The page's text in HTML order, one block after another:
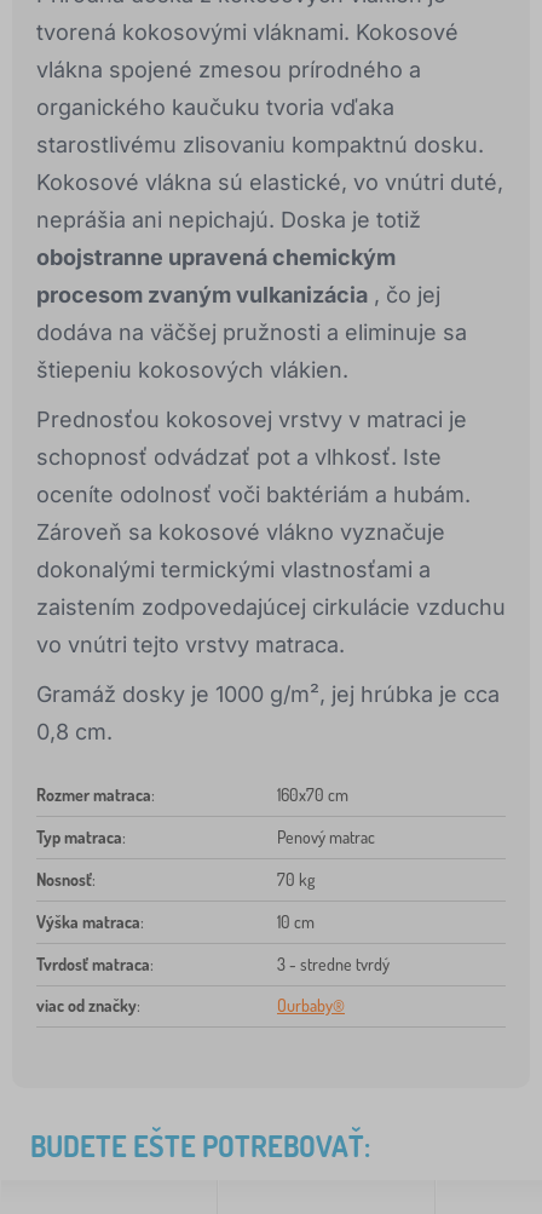
tvorená kokosovými vláknami. Kokosové
vlákna spojené zmesou prírodného a
organického kaučuku tvoria vďaka
starostlivému zlisovaniu kompaktnú dosku.
Kokosové vlákna sú elastické, vo vnútri duté,
neprášia ani nepichajú. Doska je totiž
obojstranne upravená chemickým
procesom zvaným vulkanizácia , čo jej
dodáva na väčšej pružnosti a eliminuje sa
štiepeniu kokosových vlákien.
Prednosťou kokosovej vrstvy v matraci je
schopnosť odvádzať pot a vlhkosť. Iste
oceníte odolnosť voči baktériám a hubám.
Zároveň sa kokosové vlákno vyznačuje
dokonalými termickými vlastnosťami a
zaistením zodpovedajúcej cirkulácie vzduchu
vo vnútri tejto vrstvy matraca.
Gramáž dosky je 1000 g/m², jej hrúbka je cca
0,8 cm.
Rozmer matraca: 160x70 cm
Typ matraca: Penový matrac
Nosnosť: 70 kg
Výška matraca: 10 cm
Tvrdosť matraca:
3 - stredne tvrdý
viac od značky: Ourbaby®
BUDETE EŠTE POTREBOVAŤ: